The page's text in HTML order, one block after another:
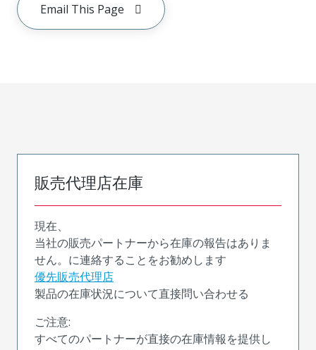
Email This Page
販売代理店在庫
現在、
当社の販売パートナーから在庫の報告はありま
せん。に連絡することをお勧めします
優先販売代理店
製品の在庫状況について直接問い合わせる
ご注意:
すべてのパートナーが直接の在庫情報を提供し